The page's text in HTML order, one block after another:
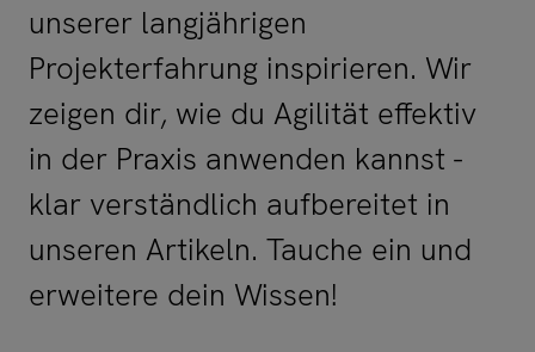
unserer langjährigen
Projekterfahrung inspirieren. Wir
zeigen dir, wie du Agilität effektiv
in der Praxis anwenden kannst -
klar verständlich aufbereitet in
unseren Artikeln. Tauche ein und
erweitere dein Wissen!